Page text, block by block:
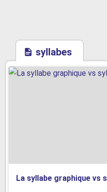
syllabes
La syllabe graphique vs